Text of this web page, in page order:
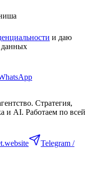
и даю
данных
Стратегия,
и AI. Работаем по всей
Telegram /